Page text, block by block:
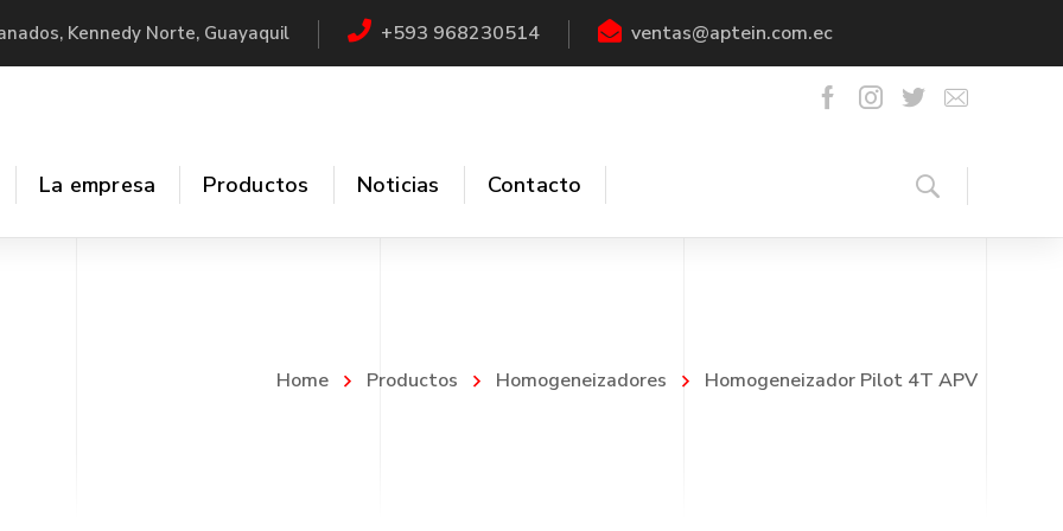
Kennedy Norte, Guayaquil +593 968230514 ventas@aptein.com.ec
La empresa Productos
Válvulas
Noticias Contacto
Home Productos Homogeneizadores Homogeneizador Pilot 4T APV